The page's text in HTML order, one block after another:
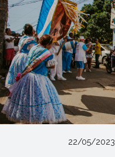
22/05/2023